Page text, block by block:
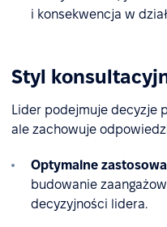
i konsekwencja w
Styl
Lider podejmuje decyzje
ale zachowuje
Optymalne
budowanie
decyzyjności lidera.